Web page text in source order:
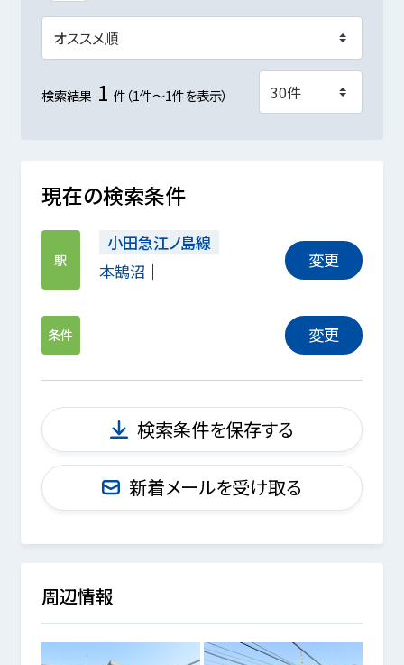
検索結果 1 件（1件～1件を表示）
現在の検索条件
駅
小田急江ノ島線
本鵠沼
変更
条件 変更
検索条件を保存する
新着メールを受け取る
周辺情報